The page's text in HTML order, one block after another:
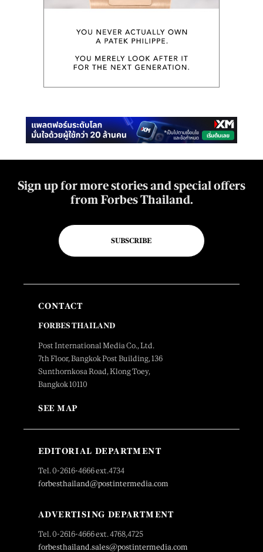
Sign up for more stories and special offers
from Forbes Thailand.
SUBSCRIBE
CONTACT
FORBES THAILAND
Post International Media Co., Ltd.
7th Floor, Bangkok Post Building, 136
Sunthornkosa Road, Klong Toey,
Bangkok 10110
SEE MAP
EDITORIAL DEPARTMENT
Tel. 0-2616-4666 ext.4734
forbesthailand@postintermedia.com
ADVERTISING DEPARTMENT
Tel. 0-2616-4666 ext. 4768,4725
forbesthailand.sales@postintermedia.com